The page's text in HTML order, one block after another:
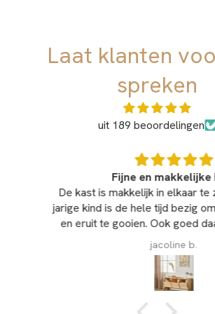
Onderhoud:
Afnemen met een doek.
Duurzaamheid: De print is zeer
regelmatig worden schoongemaakt.
Laat klanten
spreken
uit 189 beoordelingen
Fijne en makkelijke
De kast is makkelijk in elkaar te
jarige kind is de hele tijd bezig om
en eruit te gooien. Ook goed
oefeningen met staan en lopen.
beter geschuurd mogen zijn op
jacoline b.